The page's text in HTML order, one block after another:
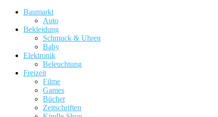
Baumarkt
Auto
Bekleidung
Schmuck & Uhren
Baby
Elektronik
Beleuchtung
Freizeit
Filme
Games
Bücher
Zeitschriften